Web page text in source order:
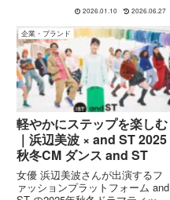
セプト、公開日、見どころを紹介
します。
2026.01.10 2026.06.27
企業・ブランド
軽やかにステップを楽しむ
｜浜辺美波 × and ST 2025
秋冬CM ダンス and ST
女優 浜辺美波さんが出演するフ
ァッションプラットフォーム and